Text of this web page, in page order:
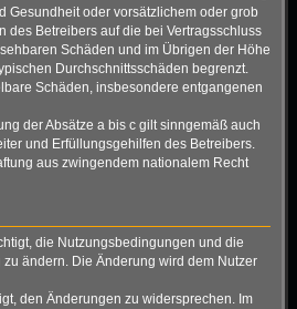
Gesundheit oder vorsätzlichem oder grob
des Betreibers auf die bei Vertragsschluss
Schäden und im Übrigen der Höhe
Durchschnittsschäden begrenzt.
Schäden, insbesondere entgangenen
der Absätze a bis c gilt sinngemäß auch
und Erfüllungsgehilfen des Betreibers.
aus zwingendem nationalem Recht
die Nutzungsbedingungen und die
zu ändern. Die Änderung wird dem Nutzer
den Änderungen zu widersprechen. Im